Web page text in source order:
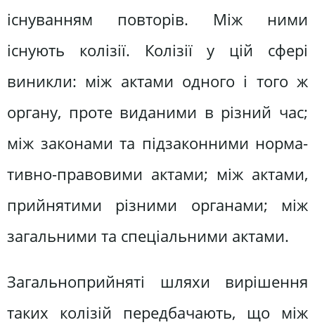
існуванням повторів. Між ними
існують колізії. Колізії у цій сфері
виникли: між актами одного і того ж
органу, проте виданими в різний час;
між законами та підзаконними норма­
тивно-правовими актами; між актами,
прийнятими різними органами; між
загальними та спеціальними актами.
Загальноприйняті шляхи вирішен­ня
таких колізій передбачають, що між